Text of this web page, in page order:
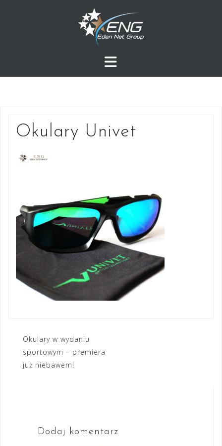
Okulary Univet
Nawigacja
wpisu
Okulary w wydaniu
sportowym – premiera
już niebawem!
Dodaj komentarz